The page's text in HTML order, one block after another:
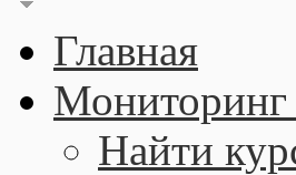
Главная
Найти